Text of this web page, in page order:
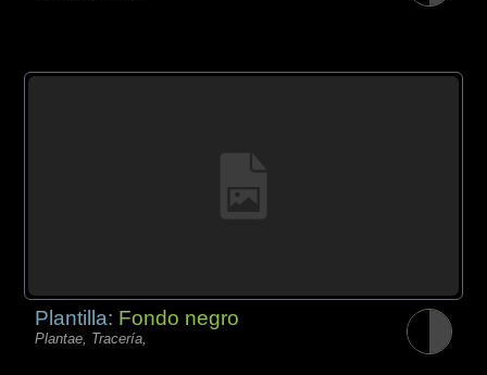
Plantilla: Fondo negro
Plantae, Tracería,